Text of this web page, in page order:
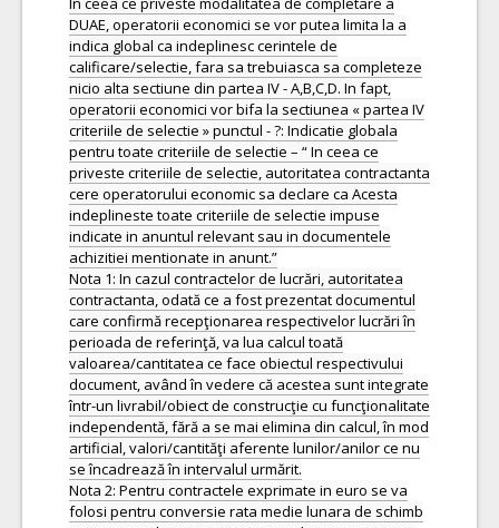
DUAE, operatorii economici se vor putea limita la a
indica global ca indeplinesc cerintele de
calificare/selectie, fara sa trebuiasca sa completeze
nicio alta sectiune din partea IV - A,B,C,D. In fapt,
operatorii economici vor bifa la sectiunea « partea IV
criteriile de selectie » punctul - ?: Indicatie globala
pentru toate criteriile de selectie – “ In ceea ce
priveste criteriile de selectie, autoritatea contractanta
cere operatorului economic sa declare ca Acesta
indeplineste toate criteriile de selectie impuse
indicate in anuntul relevant sau in documentele
achizitiei mentionate in anunt.”
Nota 1: In cazul contractelor de lucrări, autoritatea
contractanta, odată ce a fost prezentat documentul
care confirmă recepţionarea respectivelor lucrări în
perioada de referinţă, va lua calcul toată
valoarea/cantitatea ce face obiectul respectivului
document, având în vedere că acestea sunt integrate
într-un livrabil/obiect de construcţie cu funcţionalitate
independentă, fără a se mai elimina din calcul, în mod
artificial, valori/cantităţi aferente lunilor/anilor ce nu
se încadrează în intervalul urmărit.
Nota 2: Pentru contractele exprimate in euro se va
folosi pentru conversie rata medie lunara de schimb